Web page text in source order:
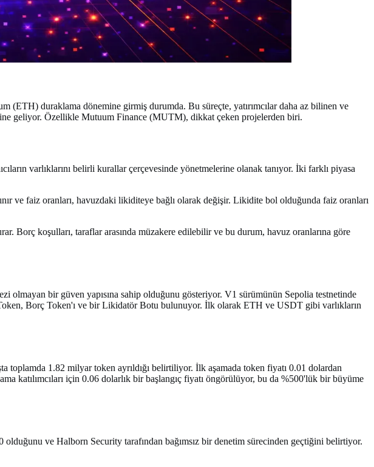
(ETH) duraklama dönemine girmiş durumda. Bu süreçte, yatırımcılar daha az bilinen ve
geliyor. Özellikle Mutuum Finance (MUTM), dikkat çeken projelerden biri.
varlıklarını belirli kurallar çerçevesinde yönetmelerine olanak tanıyor. İki farklı piyasa
ve faiz oranları, havuzdaki likiditeye bağlı olarak değişir. Likidite bol olduğunda faiz oranları
Borç koşulları, taraflar arasında müzakere edilebilir ve bu durum, havuz oranlarına göre
olmayan bir güven yapısına sahip olduğunu gösteriyor. V1 sürümünün Sepolia testnetinde
Borç Token'ı ve bir Likidatör Botu bulunuyor. İlk olarak ETH ve USDT gibi varlıkların
1.82 milyar token ayrıldığı belirtiliyor. İlk aşamada token fiyatı 0.01 dolardan
katılımcıları için 0.06 dolarlık bir başlangıç fiyatı öngörülüyor, bu da %500'lük bir büyüme
ve Halborn Security tarafından bağımsız bir denetim sürecinden geçtiğini belirtiyor.